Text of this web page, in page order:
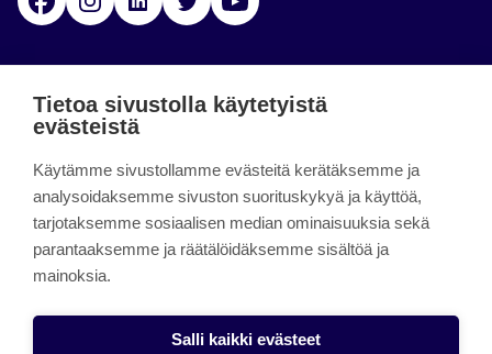
päättynyt 11.9.2023.
About the site
Käyttöehdot
Saavutettavuusseloste
Tietoa sivustolla käytetyistä
evästeistä
Käytämme sivustollamme evästeitä kerätäksemme ja
analysoidaksemme sivuston suorituskykyä ja käyttöä,
tarjotaksemme sosiaalisen median ominaisuuksia sekä
parantaaksemme ja räätälöidäksemme sisältöä ja
mainoksia.
Salli kaikki evästeet